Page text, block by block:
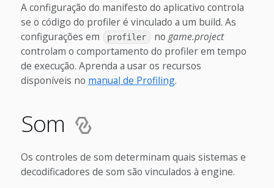
A configuração do manifesto do aplicativo controla
se o código do profiler é vinculado a um build. As
configurações em
profiler no game.project
controlam o comportamento do profiler em tempo
de execução. Aprenda a usar os recursos
disponíveis no manual de Profiling.
Som
Os controles de som determinam quais sistemas e
decodificadores de som são vinculados à engine.